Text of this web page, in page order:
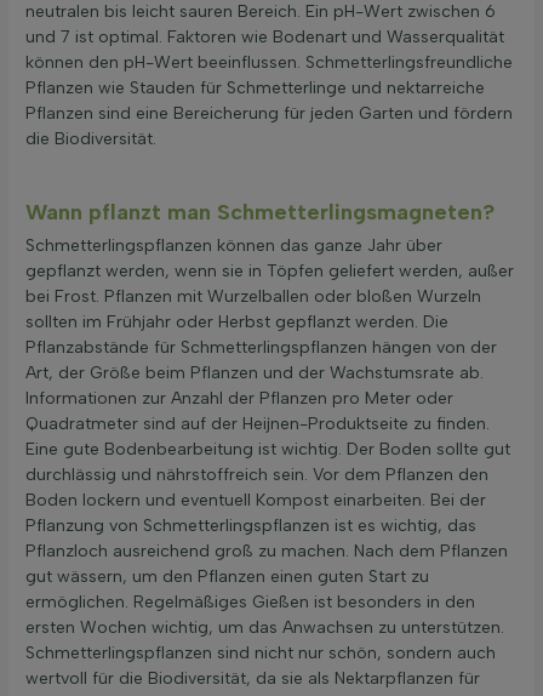
neutralen bis leicht sauren Bereich. Ein pH-Wert zwischen 6
und 7 ist optimal. Faktoren wie Bodenart und Wasserqualität
können den pH-Wert beeinflussen. Schmetterlingsfreundliche
Pflanzen wie Stauden für Schmetterlinge und nektarreiche
Pflanzen sind eine Bereicherung für jeden Garten und fördern
die Biodiversität.
Wann pflanzt man Schmetterlingsmagneten?
Schmetterlingspflanzen können das ganze Jahr über
gepflanzt werden, wenn sie in Töpfen geliefert werden, außer
bei Frost. Pflanzen mit Wurzelballen oder bloßen Wurzeln
sollten im Frühjahr oder Herbst gepflanzt werden. Die
Pflanzabstände für Schmetterlingspflanzen hängen von der
Art, der Größe beim Pflanzen und der Wachstumsrate ab.
Informationen zur Anzahl der Pflanzen pro Meter oder
Quadratmeter sind auf der Heijnen-Produktseite zu finden.
Eine gute Bodenbearbeitung ist wichtig. Der Boden sollte gut
durchlässig und nährstoffreich sein. Vor dem Pflanzen den
Boden lockern und eventuell Kompost einarbeiten. Bei der
Pflanzung von Schmetterlingspflanzen ist es wichtig, das
Pflanzloch ausreichend groß zu machen. Nach dem Pflanzen
gut wässern, um den Pflanzen einen guten Start zu
ermöglichen. Regelmäßiges Gießen ist besonders in den
ersten Wochen wichtig, um das Anwachsen zu unterstützen.
Schmetterlingspflanzen sind nicht nur schön, sondern auch
wertvoll für die Biodiversität, da sie als Nektarpflanzen für